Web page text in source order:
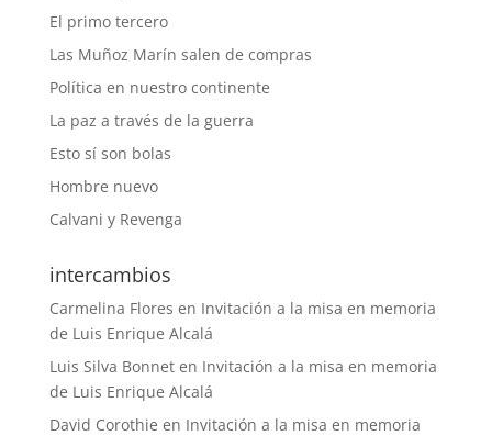
El primo tercero
Las Muñoz Marín salen de compras
Política en nuestro continente
La paz a través de la guerra
Esto sí son bolas
Hombre nuevo
Calvani y Revenga
intercambios
Carmelina Flores en Invitación a la misa en memoria
de Luis Enrique Alcalá
Luis Silva Bonneten Invitación a la misa en memoria
de Luis Enrique Alcalá
David Corothie en Invitación a la misa en memoria